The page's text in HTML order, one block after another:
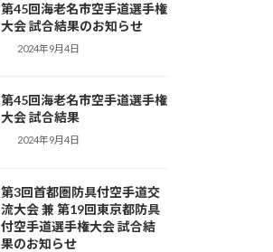
第45回海老名市空手道選手権
大会 試合結果のお知らせ
2024年9月4日
第45回海老名市空手道選手権
大会 試合結果
2024年9月4日
第3回首都圏防具付空手道交
流大会 兼 第19回東京都防具
付空手道選手権大会 試合結
果のお知らせ